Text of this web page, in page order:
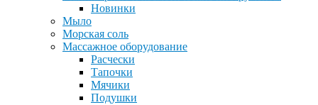
Новинки
Мыло
Морская соль
Массажное оборудование
Расчески
Тапочки
Мячики
Подушки